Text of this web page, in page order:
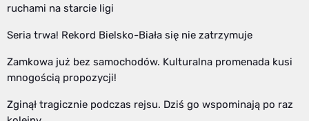
ruchami na starcie ligi
Seria trwa! Rekord Bielsko-Biała się nie zatrzymuje
Zamkowa już bez samochodów. Kulturalna promenada kusi
mnogością propozycji!
Zginął tragicznie podczas rejsu. Dziś go wspominają po raz